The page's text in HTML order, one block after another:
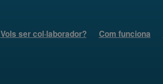
Vols ser col·laborador? Com funciona